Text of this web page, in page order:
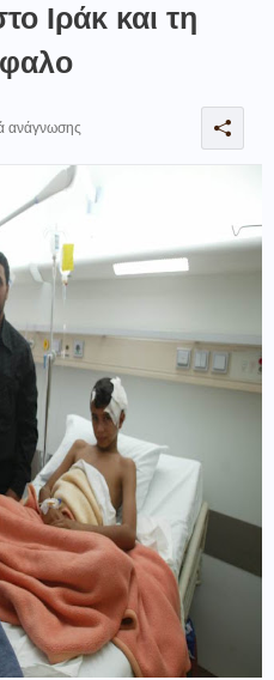
Ιράκ και τη
ανάγνωσης